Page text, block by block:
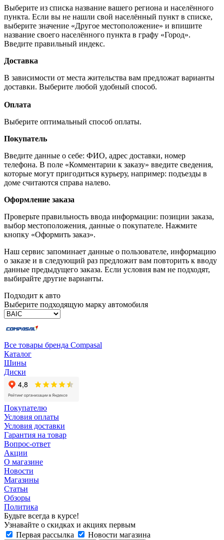
Выберите из списка название вашего региона и населённого
пункта. Если вы не нашли свой населённый пункт в списке,
выберите значение «Другое местоположение» и впишите
название своего населённого пункта в графу «Город».
Введите правильный индекс.
Доставка
В зависимости от места жительства вам предложат варианты
доставки. Выберите любой удобный способ.
Оплата
Выберите оптимальный способ оплаты.
Покупатель
Введите данные о себе: ФИО, адрес доставки, номер
телефона. В поле «Комментарии к заказу» введите сведения,
которые могут пригодиться курьеру, например: подъезды в
доме считаются справа налево.
Оформление заказа
Проверьте правильность ввода информации: позиции заказа,
выбор местоположения, данные о покупателе. Нажмите
кнопку «Оформить заказ».
Наш сервис запоминает данные о пользователе, информацию
о заказе и в следующий раз предложит вам повторить к вводу
данные предыдущего заказа. Если условия вам не подходят,
выбирайте другие варианты.
Подходит к авто
Выберите подходящую марку автомобиля
Все товары бренда Compasal
Каталог
Шины
Диски
Покупателю
Условия оплаты
Условия доставки
Гарантия на товар
Вопрос-ответ
Акции
О магазине
Новости
Магазины
Статьи
Обзоры
Политика
Будьте всегда в курсе!
Узнавайте о скидках и акциях первым
Первая рассылка
Новости магазина